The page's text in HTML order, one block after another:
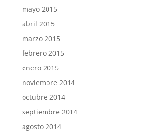
mayo 2015
abril 2015
marzo 2015
febrero 2015
enero 2015
noviembre 2014
octubre 2014
septiembre 2014
agosto 2014